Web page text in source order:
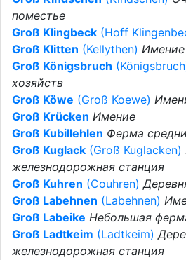
поместье
Groß Klingbeck (Hoff
Groß Klitten (Kellythen) Имение
Groß Königsbruch
хозяйств
Groß Köwe (Groß Koewe)
Groß Krücken Имение
Groß Kubillehlen Ферма
Groß Kuglack (Groß Kuglacken)
железнодорожная станция
Groß Kuhren (Couhren)
Groß Labehnen (Labehnen)
Groß Labeike Небольшая
Groß Ladtkeim (Ladtkeim)
железнодорожная станция